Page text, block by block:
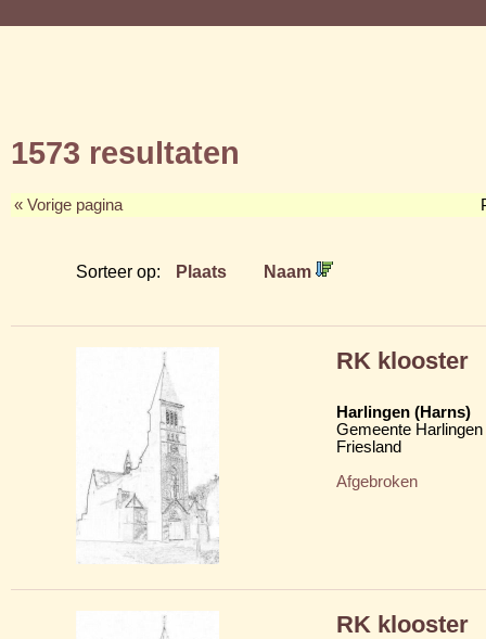
1573 resultaten
« Vorige pagina
Sorteer op: Plaats Naam
RK klooster
Harlingen (Harns)
Gemeente Harlingen
Friesland
Afgebroken
RK klooster